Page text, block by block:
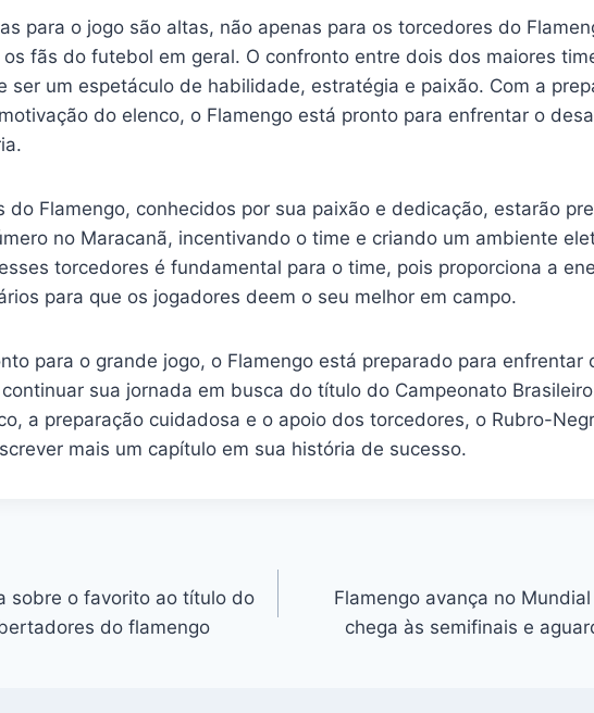
para o jogo são altas, não apenas para os torcedores do
fãs do futebol em geral. O confronto entre dois dos maiores
ser um espetáculo de habilidade, estratégia e paixão. Com a
do elenco, o Flamengo está pronto para enfrentar o
do Flamengo, conhecidos por sua paixão e dedicação, estarão
no Maracanã, incentivando o time e criando um ambiente
torcedores é fundamental para o time, pois proporciona a
para que os jogadores deem o seu melhor em campo.
para o grande jogo, o Flamengo está preparado para enfrentar
sua jornada em busca do título do Campeonato
a preparação cuidadosa e o apoio dos torcedores, o Rubro-
mais um capítulo em sua história de sucesso.
sobre o favorito ao título do
do flamengo
Flamengo avança no
chega às semifinais e